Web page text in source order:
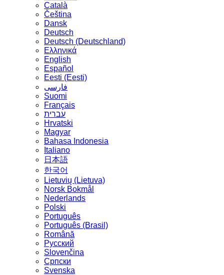
Сatalà
Čeština
Dansk
Deutsch
Deutsch (Deutschland)
Ελληνικά
English
Español
Eesti (Eesti)
فارسی
Suomi
Français
עברית
Hrvatski
Magyar
Bahasa Indonesia
Italiano
日本語
한국어
Lietuvių (Lietuva)
‪Norsk Bokmål‬
Nederlands
Polski
Português
Português (Brasil)
Română
Русский
Slovenčina
Српски
Svenska